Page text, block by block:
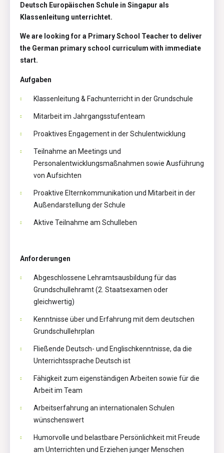
Deutsch Europäischen Schule in Singapur als
Klassenleitung unterrichtet.
We are looking for a Primary School Teacher to deliver
the German primary school curriculum with immediate
start.
Aufgaben
Klassenleitung & Fachunterricht in der Grundschule
Mitarbeit im Jahrgangsstufenteam
Proaktives Engagement in der Schulentwicklung
Teilnahme an Meetings und
Personalentwicklungsmaßnahmen sowie Ausführung
von Aufsichten
Proaktive Elternkommunikation und Mitarbeit in der
Außendarstellung der Schule
Aktive Teilnahme am Schulleben
Anforderungen
Abgeschlossene Lehramtsausbildung für das
Grundschullehramt (2. Staatsexamen oder
gleichwertig)
Kenntnisse über und Erfahrung mit dem deutschen
Grundschullehrplan
Fließende Deutsch- und Englischkenntnisse, da die
Unterrichtssprache Deutsch ist
Fähigkeit zum eigenständigen Arbeiten sowie für die
Arbeit im Team
Arbeitserfahrung an internationalen Schulen
wünschenswert
Humorvolle und belastbare Persönlichkeit mit Freude
am Unterrichten und Erziehen junger Menschen